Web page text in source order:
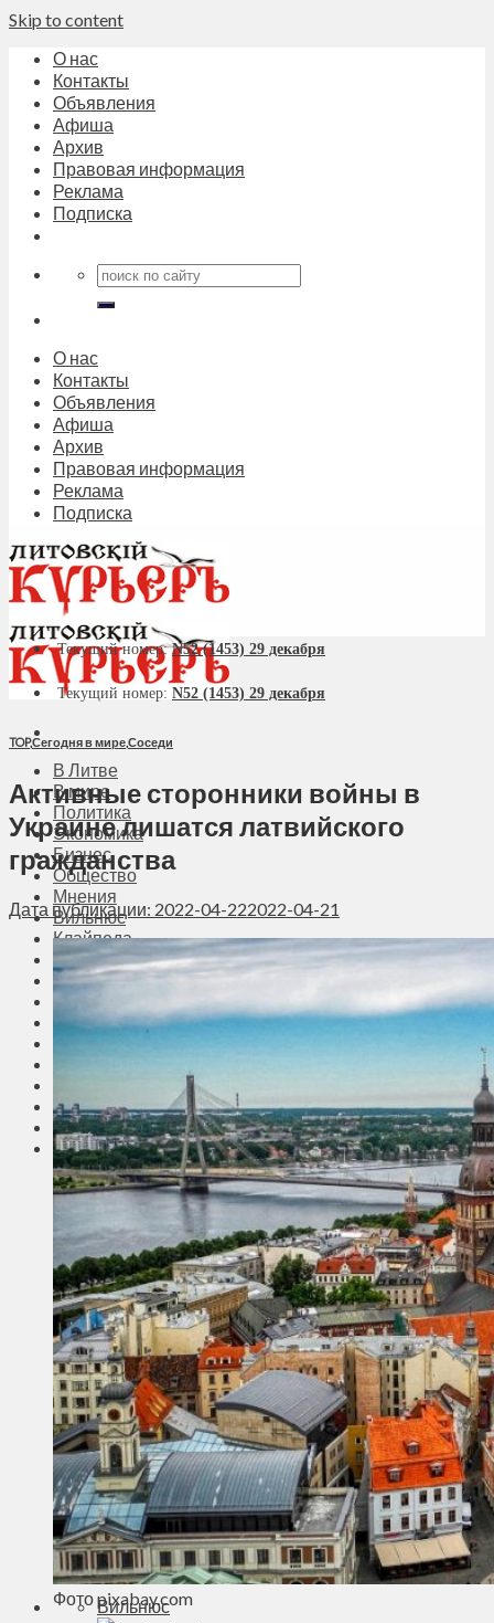
Skip to content
О нас
Контакты
Объявления
Афиша
Архив
Правовая информация
Реклама
Подписка
О нас
Контакты
Объявления
Афиша
Архив
Правовая информация
Реклама
Подписка
В Литве
В мире
Политика
Экономика
Бизнес
Общество
Мнения
Вильнюс
Клайпеда
Висагинас
Регионы
Транспорт
Выбор читателей
Калейдоскоп
Сейм Литвы
Культура
Больше
Фоторепортаж
Туризм
ЛК рекомендует
Сеньорам
Образование
Здравоохранение
Экология
Происшествия
Приграничье
Деньги
Визиты
Выборы
Агроновости
Едим дома
Ищу семью
Духовное пространство
Спорт
Технологии
Энергетика
Вильнюс
Текущий номер:N52 (1453) 29 декабря
Текущий номер: N52 (1453) 29 декабря
TOP,Сегодня в мире,Соседи
Активные сторонники войны в
Украине лишатся латвийского
гражданства
Дата публикации: 2022-04-222022-04-21
Фото pixabay.com